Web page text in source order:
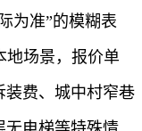
为准”的模糊表
地场景，报价单
装费、城中村窄巷